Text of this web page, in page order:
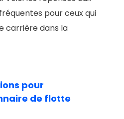
pour ceux qui
carrière dans la
pour
de flotte